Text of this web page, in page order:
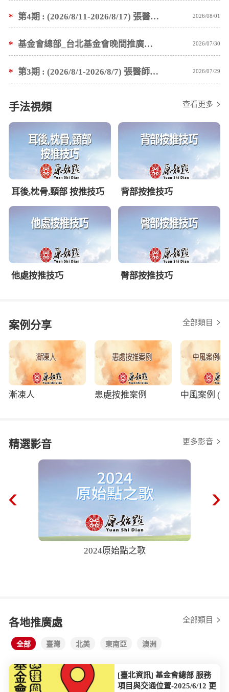
* 第4期 : (2026/8/11-2026/8/17) 張醫師親自培訓手法 廣州基礎班7 天錄取名單公告 2026/08/01
* 基金會總部_台北基金會晚間推廣暫停服務公告 2026/07/30
* 第3期 : (2026/8/1-2026/8/7) 張醫師親自培訓手法 廣州基礎班7 天錄取名單公告 2026/07/29
手法視頻 查看更多
耳後,枕骨,頸部 按推技巧 背部按推技巧
他處按推技巧 臀部按推技巧
案例分享 全部類目
漸凍人 患處按推案例 中風案例 (
精選影音 更多影音
2024原始點之歌
各地推廣處 全部類目
全部 臺灣 北美 東南亞 澳洲
[臺北資訊] 基金會總部 服務
項目與交通位置-2025/6/12 更